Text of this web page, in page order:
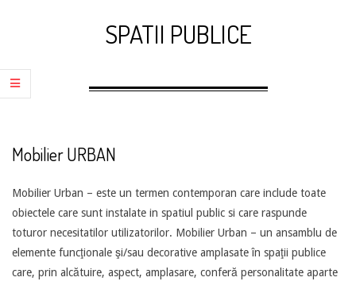
SPATII PUBLICE
Mobilier URBAN
05-
13
Mobilier Urban – este un termen contemporan care include toate
obiectele care sunt instalate in spatiul public si care raspunde
toturor necesitatilor utilizatorilor. Mobilier Urban – un ansamblu de
elemente funcţionale şi/sau decorative amplasate în spaţii publice
care, prin alcătuire, aspect, amplasare, conferă personalitate aparte